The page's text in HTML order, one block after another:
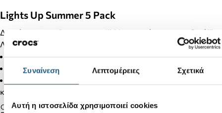
Συναίνεση Λεπτομέρειες Σχετικά
Αυτή η ιστοσελίδα χρησιμοποιεί cookies
Lights Up Summer 5 Pack
Διακόσμησε τα Crocs σου με Jibbitz και κάνε τα μοναδικά!!!
Λεπτομέρειες Προϊόντος:
Δεν είναι παιχνίδι.
Δεν απευθύνεται σε παιδιά κάτω των 3 ετών.
και επιστροφές.
Gender: